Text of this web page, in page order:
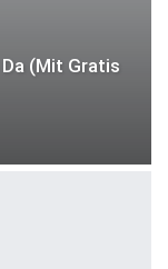
(mit Gratis